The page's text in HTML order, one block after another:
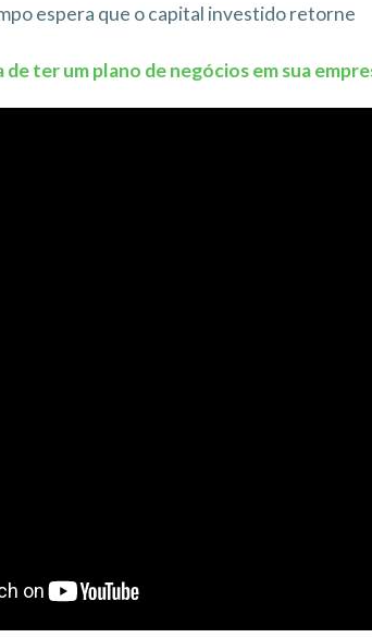
espera que o capital investido retorne
de ter um plano de negócios em sua